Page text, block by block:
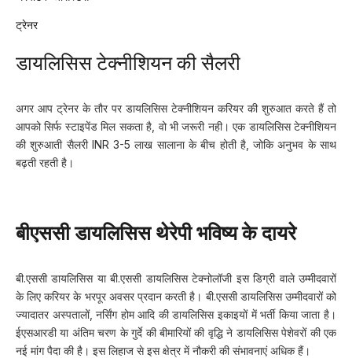
ट्रेनर
डायलिसिस टेक्नीशियन की सैलरी
अगर आप ट्रेनर के तौर पर डायलिसिस टेक्नीशियन करियर की शुरुआत करते हैं तो
आपको सिर्फ स्टाइपेंड मिल सकता है, वो भी जरूरी नही। एक डायलिसिस टेक्नीशियन
की शुरुआती सैलरी INR 3-5 लाख सालाना के बीच होती है, जोकि अनुभव के साथ
बढ़ती रहती है।
बीएससी डायलिसिस थेरेपी भविष्य के दायरे
बी.एससी डायलिसिस या बी.एससी डायलिसिस टेक्नोलॉजी इस डिग्री वाले उम्मीदवारों
के लिए करियर के भरपूर अवसर प्रदान करती है। बी.एससी डायलिसिस उम्मीदवारों को
ज्यादातर अस्पतालों, नर्सिंग होम आदि की डायलिसिस इकाइयों में भर्ती किया जाता है।
ईएसआरडी या अंतिम चरण के गुर्दे की बीमारियों की वृद्धि ने डायलिसिस पेशेवरों की एक
नई मांग पैदा की है। इस लिहाज से इस क्षेत्र में नौकरी की संभावनाएं अधिक हैं।